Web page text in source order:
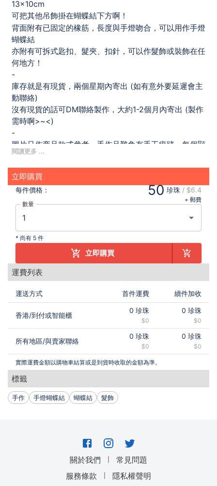
13x10cm
可把其他吊飾掛在蝴蝶結下方啊！
背面附有已固定的橡筋，長度與手燈吻合，可以用作手燈
蝴蝶結
亦附有可拆式匙扣、髮夾、扣針，可以作髮飾或裝飾在任
何地方！
-
庫存就是有現貨，兩個星期內寄出 (如有意外要延遲會主
動聯絡)
沒有現貨的話可DM聯絡製作，大約1-2個月內寄出 (製作
需時啊>~<)
-
圖片只作商品款式參考，手作品難免有手工痕跡，每個顯
示器的顏色均有不同難免會有色差，
印花絲帶圖樣為隨機，如有更換將不作另行通知，
尺寸只作參考之用，實際的尺寸可能因量度方法而有些微
差異，
如對圖樣一致有要求者，請先另行查詢店主或直接於實體
同人攤位選購。
要求的無理退款或退貨。
原創設計，手工製作，請勿抄襲及轉載。
IG： @legend_of_babyface
立即購買
每件價格： 50 珍珠 / $6.4
+ 郵費
數量
* 尚有 5 件
立即購買
運費列表
運送方式 首件運費 續件加收
香港/到付或智能櫃
0 珍珠
$0
0 珍珠
$0
所有地區/與賣家聯絡
0 珍珠
$0
0 珍珠
$0
實際運費金額以購物車結算或是到貨時收取的金額為準。
標籤
手作 手燈蝴蝶結 蝴蝶結 髮飾
關於我們 ｜
常見問題
服務條款
｜
隱私權聲明